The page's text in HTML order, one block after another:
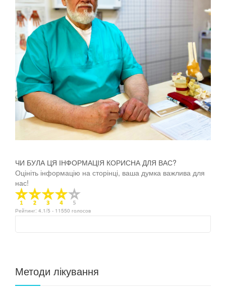
ЧИ БУЛА ЦЯ ІНФОРМАЦІЯ КОРИСНА ДЛЯ ВАС?
Оцініть інформацію на сторінці, ваша думка важлива для
нас!
Рейтинг: 4.1/5 - 11550 голосов
Методи лікування